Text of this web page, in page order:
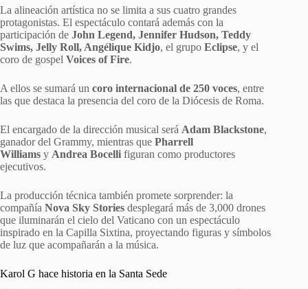
La alineación artística no se limita a sus cuatro grandes
protagonistas. El espectáculo contará además con la
participación de John Legend, Jennifer Hudson, Teddy
Swims, Jelly Roll, Angélique Kidjo, el grupo Eclipse, y el
coro de gospel Voices of Fire.
A ellos se sumará un coro internacional de 250 voces, entre
las que destaca la presencia del coro de la Diócesis de Roma.
El encargado de la dirección musical será Adam Blackstone,
ganador del Grammy, mientras que Pharrell
Williams y Andrea Bocelli figuran como productores
ejecutivos.
La producción técnica también promete sorprender: la
compañía Nova Sky Stories desplegará más de 3,000 drones
que iluminarán el cielo del Vaticano con un espectáculo
inspirado en la Capilla Sixtina, proyectando figuras y símbolos
de luz que acompañarán a la música.
Karol G hace historia en la Santa Sede